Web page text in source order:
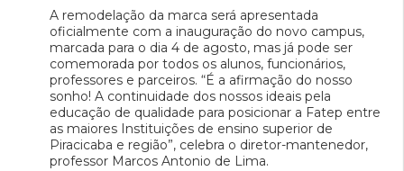
A remodelação da marca será apresentada
oficialmente com a inauguração do novo campus,
marcada para o dia 4 de agosto, mas já pode ser
comemorada por todos os alunos, funcionários,
professores e parceiros. “É a afirmação do nosso
sonho! A continuidade dos nossos ideais pela
educação de qualidade para posicionar a Fatep entre
as maiores Instituições de ensino superior de
Piracicaba e região”, celebra o diretor-mantenedor,
professor Marcos Antonio de Lima.